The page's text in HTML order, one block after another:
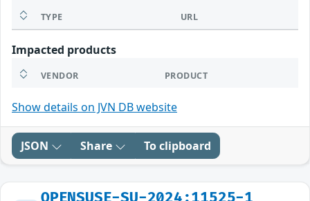
TYPE URL
Impacted products
VENDOR PRODUCT
Show details on JVN DB website
JSON Share To clipboard